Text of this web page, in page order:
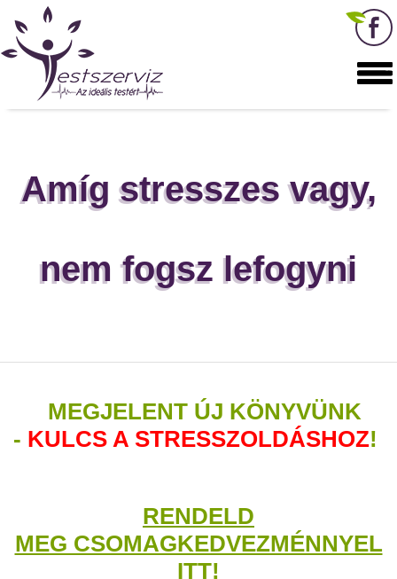
Amíg stresszes vagy,
nem fogsz lefogyni
MEGJELENT ÚJ KÖNYVÜNK
- KULCS A STRESSZOLDÁSHOZ!
RENDELD
MEG CSOMAGKEDVEZMÉNNYEL
ITT!